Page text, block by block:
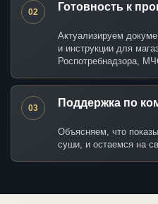
02 Готовность к
Актуализируем
и инструкции для
Роспотребнадзора,
03 Поддержка по
Объясняем, что
суши, и остаемся на